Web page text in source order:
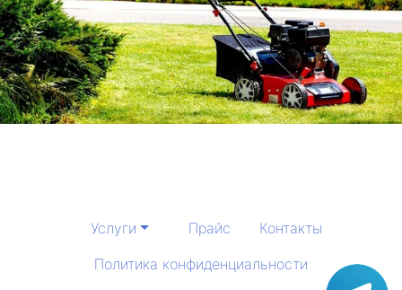
Услуги Прайс
Контакты
Политика конфиденциальности